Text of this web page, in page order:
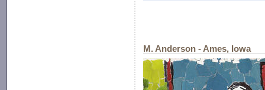
M. Anderson - Ames, Iowa